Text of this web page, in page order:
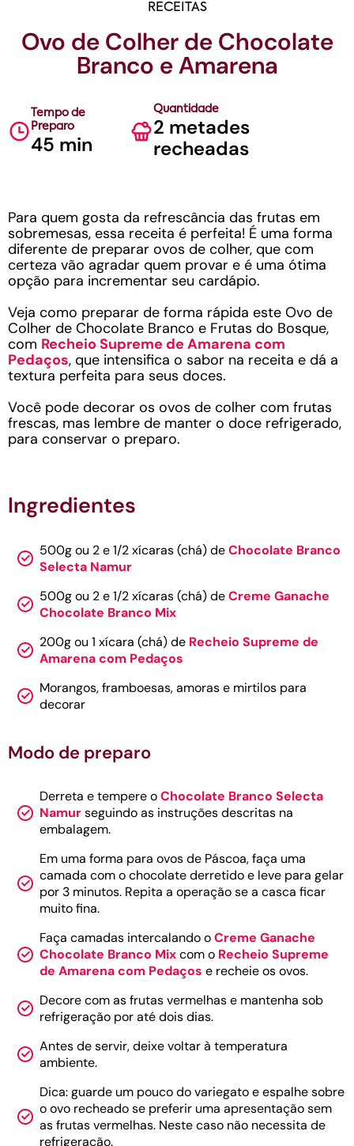
RECEITAS
Ovo de Colher de Chocolate
Branco e Amarena
Tempo de
Preparo
45 min
Quantidade
2 metades
recheadas
Para quem gosta da refrescância das frutas em
sobremesas, essa receita é perfeita! É uma forma
diferente de preparar ovos de colher, que com
certeza vão agradar quem provar e é uma ótima
opção para incrementar seu cardápio.
Veja como preparar de forma rápida este Ovo de
Colher de Chocolate Branco e Frutas do Bosque,
com Recheio Supreme de Amarena com
Pedaços, que intensifica o sabor na receita e dá a
textura perfeita para seus doces.
Você pode decorar os ovos de colher com frutas
frescas, mas lembre de manter o doce refrigerado,
para conservar o preparo.
Ingredientes
500g ou 2 e 1/2 xícaras (chá) deChocolate Branco
Selecta Namur
500g ou 2 e 1/2 xícaras (chá) deCreme Ganache
Chocolate Branco Mix
200g ou 1 xícara (chá) de Recheio Supreme de
Amarena com Pedaços
Morangos, framboesas, amoras e mirtilos para
decorar
Modo de preparo
Derreta e tempere oChocolate Branco Selecta
Namurseguindo as instruções descritas na
embalagem.
Em uma forma para ovos de Páscoa, faça uma
camada com o chocolate derretido e leve para gelar
por 3 minutos. Repita a operação se a casca ficar
muito fina.
Faça camadas intercalando oCreme Ganache
Chocolate Branco Mixcom o Recheio Supreme
de Amarena com Pedaços e recheie os ovos.
Decore com as frutas vermelhas e mantenha sob
refrigeração por até dois dias.
Antes de servir, deixe voltar à temperatura
ambiente.
Dica: guarde um pouco do variegato e espalhe sobre
o ovo recheado se preferir uma apresentação sem
as frutas vermelhas. Neste caso não necessita de
refrigeração.